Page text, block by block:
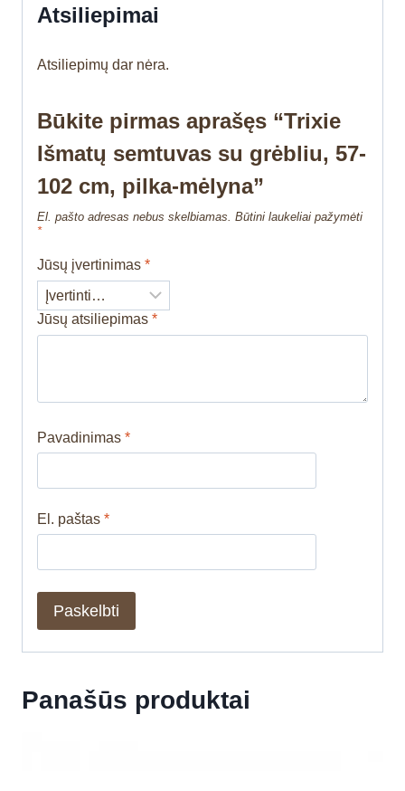
Atsiliepimai
Atsiliepimų dar nėra.
Būkite pirmas aprašęs “Trixie
Išmatų semtuvas su grėbliu, 57-
102 cm, pilka-mėlyna”
El. pašto adresas nebus skelbiamas. Būtini laukeliai pažymėti
*
Jūsų įvertinimas *
Jūsų atsiliepimas *
Pavadinimas *
El. paštas *
Panašūs produktai